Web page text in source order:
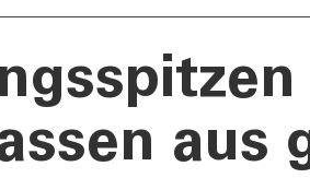
aus